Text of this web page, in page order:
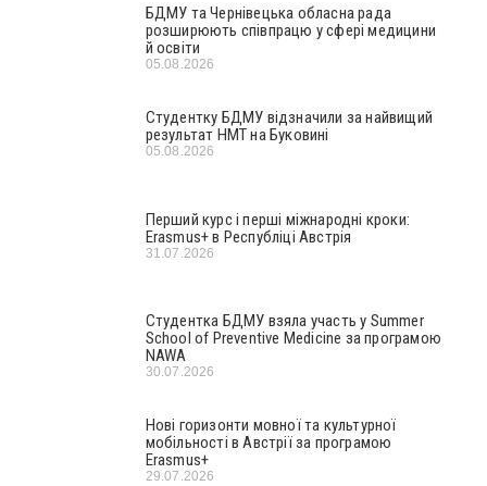
БДМУ та Чернівецька обласна рада
розширюють співпрацю у сфері медицини
й освіти
05.08.2026
Студентку БДМУ відзначили за найвищий
результат НМТ на Буковині
05.08.2026
Перший курс і перші міжнародні кроки:
Erasmus+ в Республіці Австрія
31.07.2026
Студентка БДМУ взяла участь у Summer
School of Preventive Medicine за програмою
NAWA
30.07.2026
Нові горизонти мовної та культурної
мобільності в Австрії за програмою
Erasmus+
29.07.2026